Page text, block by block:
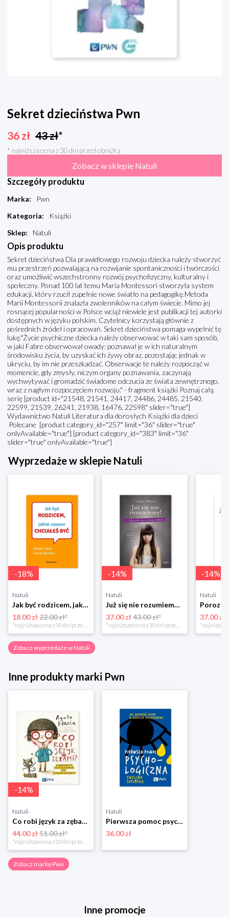
Sekret dzieciństwa Pwn
36 zł 43zł*
* najniższa cena z 30 dni przed obniżką
Zobacz w sklepie Natuli
Szczegóły produktu
Marka:
Pwn
Kategoria:
Książki
Sklep: Natuli
Opis produktu
Sekret dzieciństwa Dla prawidłowego rozwoju dziecka należy stworzyć
mu przestrzeń pozwalającą na rozwijanie spontaniczności i twórczości
oraz umożliwić wszechstronny rozwój psychofizyczny, kulturalny i
społeczny. Ponad 100 lat temu Maria Montessori stworzyła system
edukacji, który rzucił zupełnie nowe światło na pedagogikę.Metoda
Marii Montessorii znalazła zwolenników na całym świecie. Mimo jej
rosnącej popularności w Polsce wciąż niewiele jest publikacji tej autorki
dostępnych w języku polskim. Czytelnicy korzystają głównie z
pośrednich źródeł i opracowań. Sekret dzieciństwa pomaga wypełnić tę
lukę."Życie psychiczne dziecka należy obserwować w taki sam sposób,
w jaki Fabre obserwował owady: poznawał je w ich naturalnym
środowisku życia, by uzyskać ich żywy obraz, pozostając jednak w
ukryciu, by im nie przeszkadzać. Obserwacje te należy rozpocząć w
momencie, gdy zmysły, niczym organy poznawania, zaczynają
wychwytywać i gromadzić świadome odczucia ze świata zewnętrznego,
wraz z nagłym rozpoczęciem rozwoju." - fragment książki Poznaj całą
serię [product id="21548, 21541, 24417, 24486, 24485, 21540,
22599, 21539, 26241, 21938, 16476, 22598" slider="true"]
Wydawnictwo Natuli Literatura dla dorosłych Książki dla dzieci
Polecane [product category_id="257" limit="36" slider="true"
onlyAvailable="true"] [product category_id="383" limit="36"
slider="true" onlyAvailable="true"]
Wyprzedaże w sklepie Natuli
-18%
Natuli
Jak być rodzicem, jakim zawsze chciałeś być Media rodzina
18.00 zł22.00 zł*
*najniższa cena z 30 dni przed obniżką
-14%
Natuli
Już się nie rozumiemy! Jak przeżyć czas trzaskających drzwi Esprit
37.00 zł 43.00 zł*
*najniższa cena z 30 dni przed obniżką
-14%
Natuli
37.00 zł
Zobacz wyprzedaże w Natuli
Inne produkty marki Pwn
-14%
Natuli
Co robi język za zębami? Poprawna polszczyzna dla najmłodszych Pwn
44.00 zł51.00 zł*
Natuli
Pierwsza pomoc psychologiczna Pwn
36.00 zł
Zobacz markę Pwn
Inne promocje